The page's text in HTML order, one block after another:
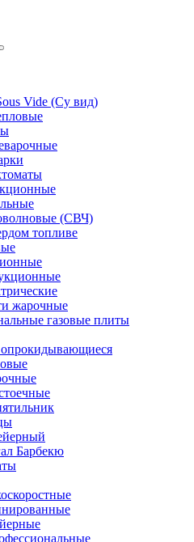
Vide (Су вид)
(СВЧ)
топливе
жарочные
газовые плиты
Барбекю